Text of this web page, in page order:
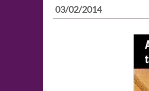
03/02/2014